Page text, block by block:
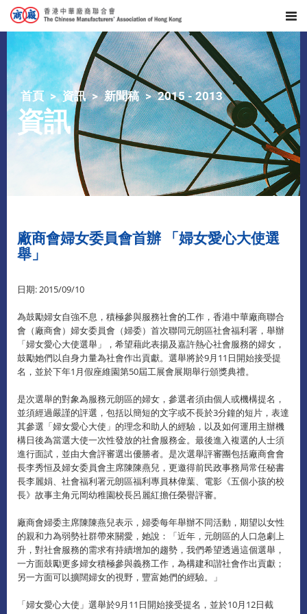
首頁 資訊 新聞稿 2015 - 2013
資訊
廠商會婦女委員會首辦 「婦女愛心大使選
舉」
日期: 2015/09/10
為鼓勵婦女自強不息，積極參與服務社會的工作，香港中華廠商聯合
會（廠商會）婦女委員會（婦委）首次聯同元朗區社會福利署，舉辦
「婦女愛心大使選舉」，希望藉此表揚及嘉許熱心社會服務的婦女，
鼓勵她們以自身力量為社會作出貢獻。選舉將於9月11日開始接受提
名，並於下年1月假座維園第50屆工展會展期舉行頒獎典禮。
是次選舉的對象為服務元朗區的婦女，參選者須由個人或機構提名，
並須經過嚴謹的評選，包括以簡短的文字或不長於3分鐘的短片，表達
其參選「婦女愛心大使」的理念和助人的經驗，以及如何運用主辦機
構日後為當選大使一次性發放的社會服務金。最後進入複選的人士須
進行面試，並由大會評審選出優勝者。是次選舉評審團包括廠商會會
長李秀恒及婦女委員會主席陳陳燕兒，更邀得前民政事務局常任秘書
長李麗娟、社會福利署元朗區福利專員林偉葉、電影《五個小孩的校
長》故事主角元岡幼稚園校長呂麗紅擔任榮譽評審。
廠商會婦委主席陳陳燕兒表示，婦委每年舉辦不同活動，期望以女性
的親和力為弱勢社群帶來關愛，她說：「近年，元朗區的人口急劇上
升，對社會服務的需求有持續增加的趨勢，我們希望透過這個選舉，
一方面鼓勵更多婦女積極參與義務工作，為構建和諧社會作出貢獻；
另一方面可以擴闊婦女的視野，豐富她們的經驗。」
「婦女愛心大使」選舉於9月11日開始接受提名，並於10月12日截